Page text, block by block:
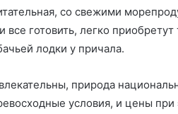
со свежими
готовить, легко приобретут
лодки у причала.
природа
условия, и цены при